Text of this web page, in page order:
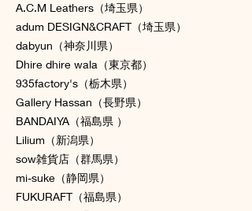
A.C.M Leathers（埼玉県）
adum DESIGN&CRAFT（埼玉県）
dabyun（神奈川県）
Dhire dhire wala（東京都）
935factory's（栃木県）
Gallery Hassan（長野県）
BANDAIYA（福島県 ）
Lilium（新潟県）
sow雑貨店（群馬県）
mi-suke（静岡県）
FUKURAFT（福島県）